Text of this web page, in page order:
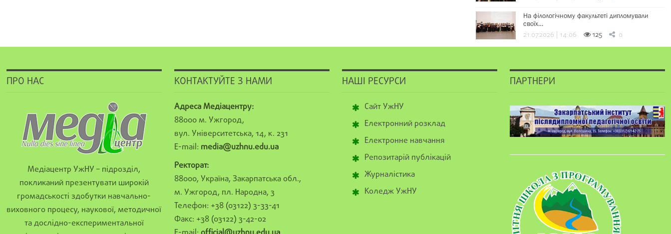
На філологічному факультеті дипломували
своїх…
21.07.2026 | 14:06 125 0
ПРО НАС
Медіацентр УжНУ – підрозділ,
покликаний презентувати широкій
громадськості здобутки навчально-
виховного процесу, наукової, методичної
та дослідно-експериментальної
КОНТАКТУЙТЕ З НАМИ
Адреса Медіацентру:
88000 м. Ужгород,
вул. Університетська, 14, к. 231
E-mail: media@uzhnu.edu.ua
Ректорат:
88000, Україна, Закарпатська обл.,
м. Ужгород, пл. Народна, 3
Телефон: +38 (03122) 3-33-41
Факс: +38 (03122) 3-42-02
НАШІ РЕСУРСИ
Сайт УжНУ
Електронний розклад
Електронне навчання
Репозитарій публікацій
Журналістика
Коледж УжНУ
ПАРТНЕРИ